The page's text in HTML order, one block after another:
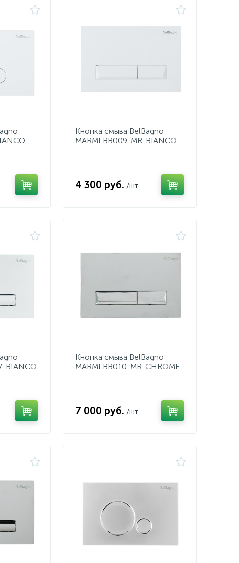
Кнопка смыва BelBagno
MARMI BB009-MR-BIANCO
4 300 руб. /шт
BIANCO
Кнопка смыва BelBagno
MARMI BB010-MR-CHROME
7 000 руб. /шт